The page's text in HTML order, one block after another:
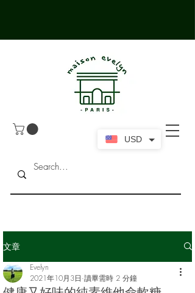
文章
Evelyn
2021年10月3日 讀畢需時 2 分鐘
USD